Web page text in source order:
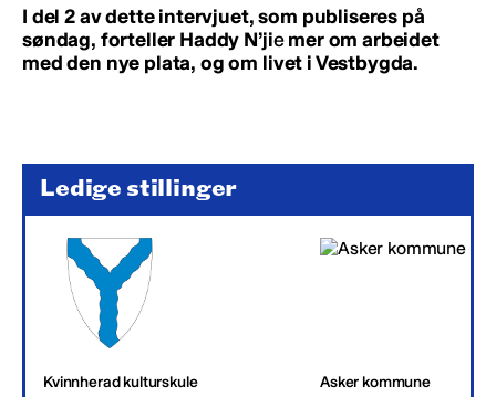
I del 2 av dette intervjuet, som publiseres på
søndag, forteller Haddy N’jiemer om arbeidet
med den nye plata, og om livet i Vestbygda.
Ledige stillinger
Kvinnherad kulturskule Asker kommune